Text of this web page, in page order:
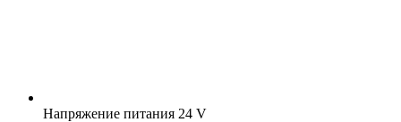
Напряжение питания 24 V